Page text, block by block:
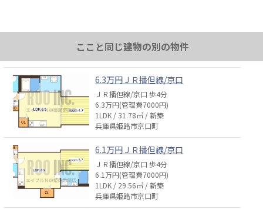
ここと同じ建物の別の物件
6.3万円ＪＲ播但線/京口
ＪＲ播但線/京口 歩4分
6.3万円(管理費7000円)
1LDK / 31.78㎡ / 新築
兵庫県姫路市京口町
6.1万円ＪＲ播但線/京口
ＪＲ播但線/京口 歩4分
6.1万円(管理費7000円)
1LDK / 29.56㎡ / 新築
兵庫県姫路市京口町